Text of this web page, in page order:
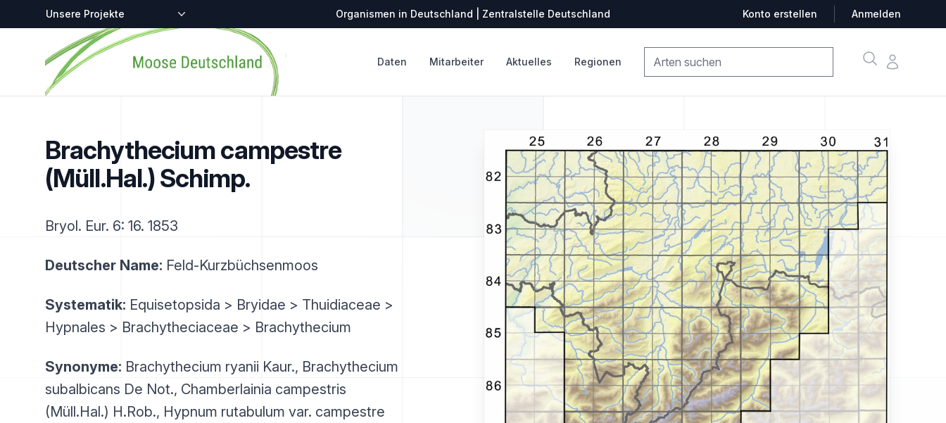
Zentralstellen-Projekte Organismen in Deutschland | Zentralstelle Deutschland Konto erstellen Anmelden
Startseite
Daten Mitarbeiter Aktuelles Regionen SucheKonto
Brachythecium campestre
(Müll.Hal.) Schimp.
Bryol. Eur. 6: 16. 1853
Deutscher Name: Feld-Kurzbüchsenmoos
Systematik: Equisetopsida > Bryidae > Thuidiaceae >
Hypnales > Brachytheciaceae > Brachythecium
Synonyme: Brachythecium ryanii Kaur., Brachythecium
subalbicans De Not., Chamberlainia campestris
(Müll.Hal.) H.Rob., Hypnum rutabulum var. campestre